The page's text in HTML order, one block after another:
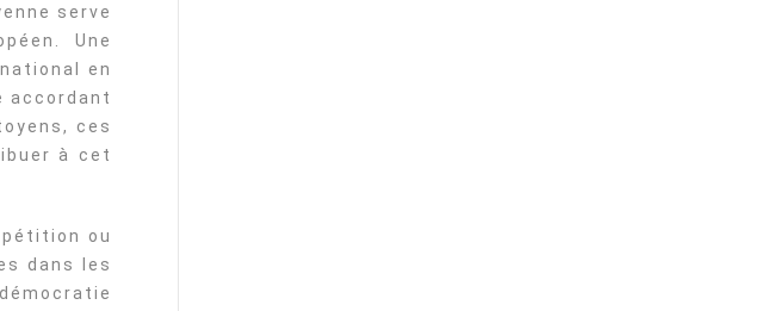
serve
Une
en
accordant
ces
à cet
ou
dans les